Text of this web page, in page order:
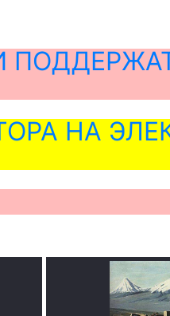
НА